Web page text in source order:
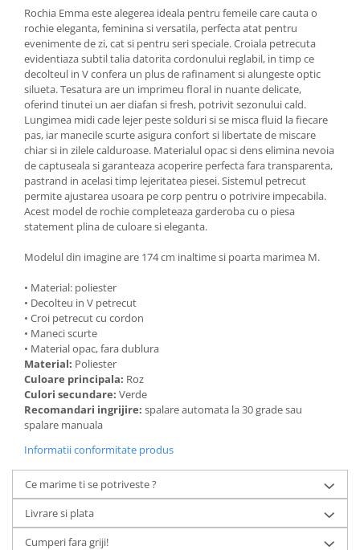
Rochia Emma este alegerea ideala pentru femeile care cauta o
rochie eleganta, feminina si versatila, perfecta atat pentru
evenimente de zi, cat si pentru seri speciale. Croiala petrecuta
evidentiaza subtil talia datorita cordonului reglabil, in timp ce
decolteul in V confera un plus de rafinament si alungeste optic
silueta. Tesatura are un imprimeu floral in nuante delicate,
oferind tinutei un aer diafan si fresh, potrivit sezonului cald.
Lungimea midi cade lejer peste solduri si se misca fluid la fiecare
pas, iar manecile scurte asigura confort si libertate de miscare
chiar si in zilele calduroase. Materialul opac si dens elimina nevoia
de captuseala si garanteaza acoperire perfecta fara transparenta,
pastrand in acelasi timp lejeritatea piesei. Sistemul petrecut
permite ajustarea usoara pe corp pentru o potrivire impecabila.
Acest model de rochie completeaza garderoba cu o piesa
statement plina de culoare si eleganta.
Modelul din imagine are 174 cm inaltime si poarta marimea M.
• Material: poliester
• Decolteu in V petrecut
• Croi petrecut cu cordon
• Maneci scurte
• Material opac, fara dublura
Material: Poliester
Culoare principala: Roz
Culori secundare: Verde
Recomandari ingrijire: spalare automata la 30 grade sau
spalare manuala
Informatii conformitate produs
Ce marime ti se potriveste ?
Livrare si plata
Cumperi fara griji!